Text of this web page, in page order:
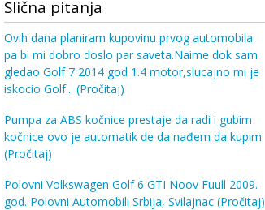
Slična pitanja
Ovih dana planiram kupovinu prvog automobila
pa bi mi dobro doslo par saveta.Naime dok sam
gledao Golf 7 2014 god 1.4 motor,slucajno mi je
iskocio Golf... (Pročitaj)
Pumpa za ABS kočnice prestaje da radi i gubim
kočnice ovo je automatik de da nađem da kupim
(Pročitaj)
Polovni Volkswagen Golf 6 GTI Noov Fuull 2009.
god. Polovni Automobili Srbija, Svilajnac (Pročitaj)